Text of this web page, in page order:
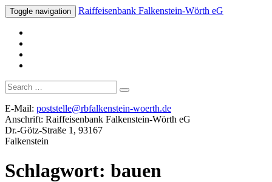
Toggle navigation Raiffeisenbank Falkenstein-Wörth eG
Suche
nach:
E-Mail: poststelle@rbfalkenstein-woerth.de
Anschrift: Raiffeisenbank Falkenstein-Wörth eG
Dr.-Götz-Straße 1, 93167
Falkenstein
Schlagwort: bauen